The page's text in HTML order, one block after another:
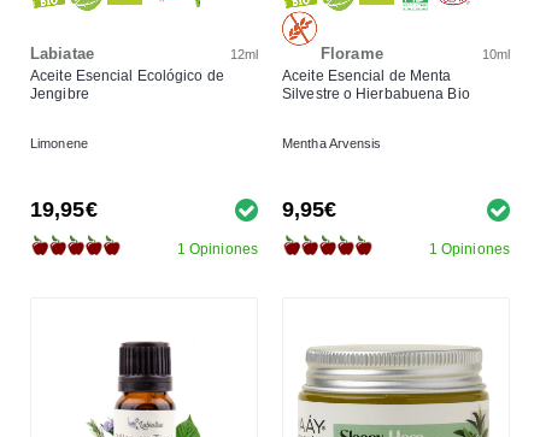
Labiatae 12ml
Aceite Esencial Ecológico de
Jengibre
Limonene
19,95€
1 Opiniones
Florame 10ml
Aceite Esencial de Menta
Silvestre o Hierbabuena Bio
Mentha Arvensis
9,95€
1 Opiniones